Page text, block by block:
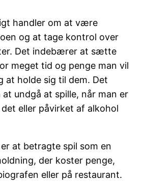
handler om at være
og at tage kontrol over
Det indebærer at sætte
meget tid og penge man vil
at holde sig til dem. Det
undgå at spille, når man er
eller påvirket af alkohol
at betragte spil som en
der koster penge,
eller på restaurant.